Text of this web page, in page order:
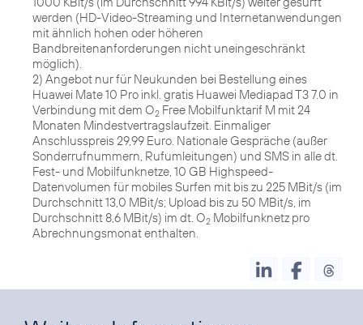
werden (HD-Video-Streaming und Internetanwendungen
mit ähnlich hohen oder höheren
Bandbreitenanforderungen nicht uneingeschränkt
möglich).
2) Angebot nur für Neukunden bei Bestellung eines
Huawei Mate 10 Pro inkl. gratis Huawei Mediapad T3 7.0 in
Verbindung mit dem O2 Free Mobilfunktarif M mit 24
Monaten Mindestvertragslaufzeit. Einmaliger
Anschlusspreis 29,99 Euro. Nationale Gespräche (außer
Sonderrufnummern, Rufumleitungen) und SMS in alle dt.
Fest- und Mobilfunknetze, 10 GB Highspeed-
Datenvolumen für mobiles Surfen mit bis zu 225 MBit/s (im
Durchschnitt 13,0 MBit/s; Upload bis zu 50 MBit/s, im
Durchschnitt 8,6 MBit/s) im dt. O2 Mobilfunknetz pro
Abrechnungsmonat enthalten.